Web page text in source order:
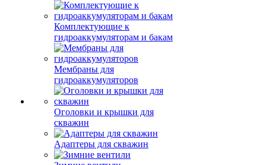
Комплектующие к
гидроаккумуляторам и бакам
Мембраны для
гидроаккумуляторов
Оголовки и крышки для
скважин
Адаптеры для скважин